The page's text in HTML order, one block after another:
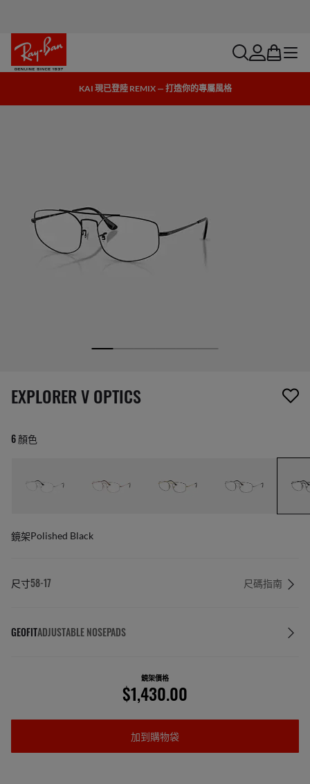
searchaccount
bag menu
KAI 現已登陸 REMIX — 打造你的專屬風格
1 項商品已從您的願望清單移除
EXPLORER V OPTICS
6 顏色
鏡架Polished Black
尺寸58-17 尺碼指南
GEOFITADJUSTABLE NOSEPADS
鏡架價格
$1,430.00
加到購物袋